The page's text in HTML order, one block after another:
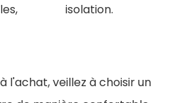
isolation.
l'achat, veillez à choisir un